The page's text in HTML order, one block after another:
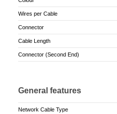
Wires per Cable
Connector
Cable Length
Connector (Second End)
General features
Network Cable Type